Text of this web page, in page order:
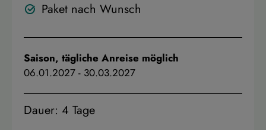
Paket nach Wunsch
Saison, tägliche Anreise möglich
06.01.2027 - 30.03.2027
Dauer: 4 Tage